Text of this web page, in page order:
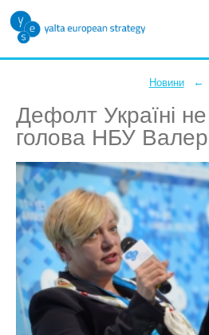
Новини ←
Дефолт Україні
голова НБУ